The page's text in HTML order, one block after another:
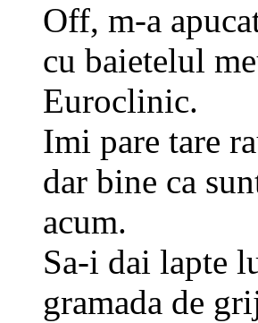
Off, m-a
cu baietelul
Euroclinic.
Imi pare tare
dar bine ca
acum.
Sa-i dai lapte
gramada de